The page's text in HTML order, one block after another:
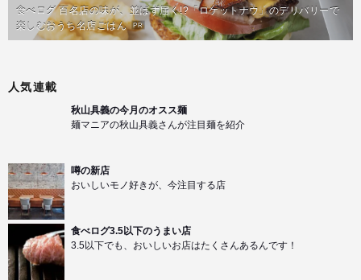
食べログ 百名店の味が、並ばず届く!?「ロケットナウ」のデリバリーで
楽しむおうち名店ごはん PR
人気連載
秋山具義の今月のオスス麺
麺マニアの秋山具義さんが注目麺を紹介
噂の新店
おいしいモノ好きが、今注目する店
食べログ3.5以下のうまい店
3.5以下でも、おいしいお店はたくさんあるんです！